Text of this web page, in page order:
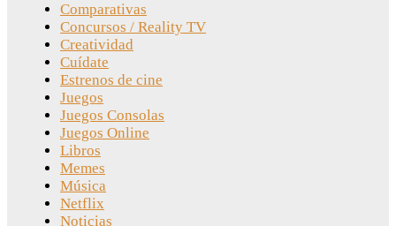
Comparativas
Concursos / Reality TV
Creatividad
Cuídate
Estrenos de cine
Juegos
Juegos Consolas
Juegos Online
Libros
Memes
Música
Netflix
Noticias